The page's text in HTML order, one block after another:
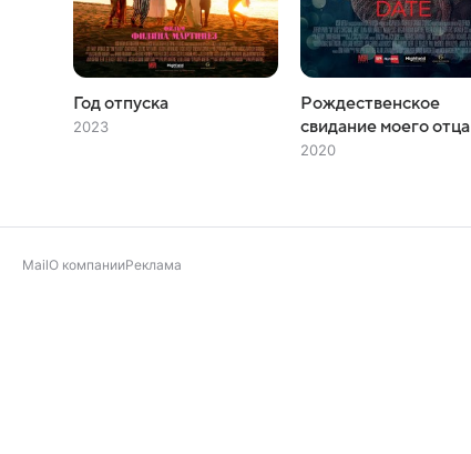
Год отпуска
2023
Рождественское
свидание моего отца
2020
MailО компанииРеклама